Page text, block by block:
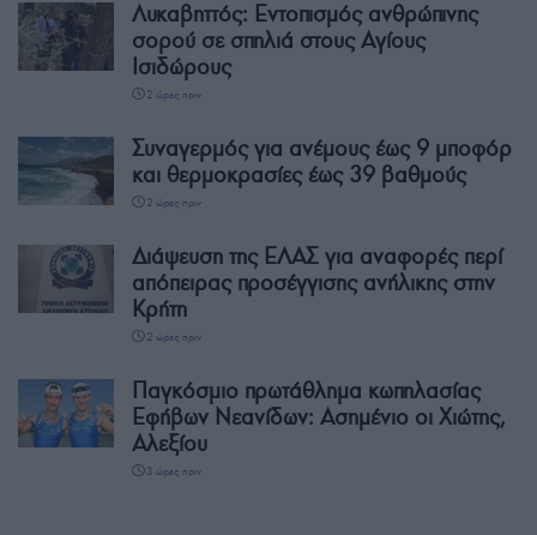
Λυκαβηττός: Εντοπισμός ανθρώπινης
σορού σε σπηλιά στους Αγίους
Ισιδώρους
2 ώρες πριν
Συναγερμός για ανέμους έως 9 μποφόρ
και θερμοκρασίες έως 39 βαθμούς
2 ώρες πριν
Διάψευση της ΕΛΑΣ για αναφορές περί
απόπειρας προσέγγισης ανήλικης στην
Κρήτη
2 ώρες πριν
Παγκόσμιο πρωτάθλημα κωπηλασίας
Εφήβων Νεανίδων: Ασημένιο οι Χιώτης,
Αλεξίου
3 ώρες πριν